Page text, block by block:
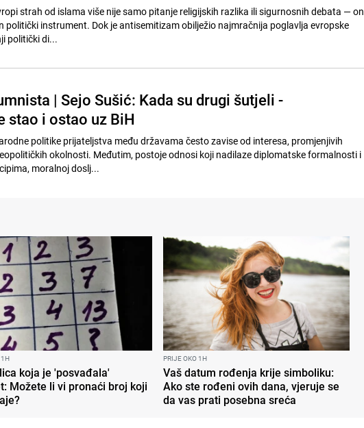
strah od islama više nije samo pitanje religijskih razlika ili sigurnosnih debata — on
politički instrument. Dok je antisemitizam obilježio najmračnija poglavlja evropske
politički di...
| Sejo Sušić: Kada su drugi šutjeli -
stao i ostao uz BiH
politike prijateljstva među državama često zavise od interesa, promjenjivih
okolnosti. Međutim, postoje odnosi koji nadilaze diplomatske formalnosti i
moralnoj doslj...
1H
koja je 'posvađala'
Možete li vi pronaći broj koji
PRIJE OKO 1H
Vaš datum rođenja krije simboliku:
Ako ste rođeni ovih dana, vjeruje se
da vas prati posebna sreća